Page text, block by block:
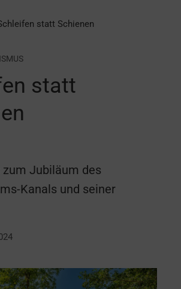
statt Schienen
statt
Jubiläum des
Kanals und seiner